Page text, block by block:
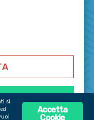
Accetta
Cookie
si